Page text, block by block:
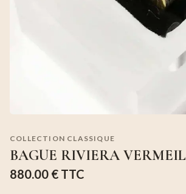
COLLECTION CLASSIQUE
BAGUE RIVIERA VERMEIL
880.00 € TTC